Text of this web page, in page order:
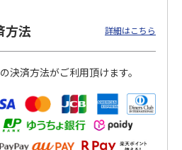
お中元＞ななこ
円
＜お中元＞菓匠 清
閑院 葛水ようか
ん・抹茶わらび餅詰
3,990円
(送料・税込)
方法 詳細はこちら
決済方法がご利用頂けます。